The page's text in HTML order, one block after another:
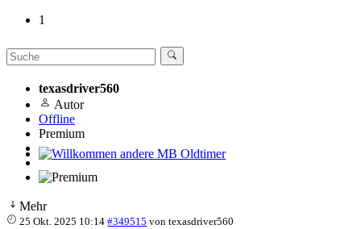
Willkommen andere MB Oldtimer
1
texasdriver560
Autor
Offline
Premium
Mehr
25 Okt. 2025 10:14 #349515 vontexasdriver560